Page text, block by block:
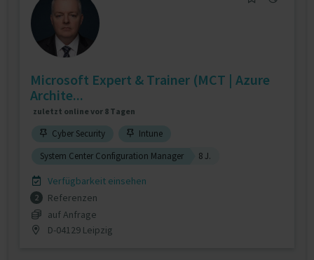
Microsoft Expert & Trainer (MCT | Azure
Archite...
zuletzt online vor 8 Tagen
Cyber Security
Intune
System Center Configuration Manager
8 J.
Verfügbarkeit einsehen
2
Referenzen
auf Anfrage
D-04129 Leipzig